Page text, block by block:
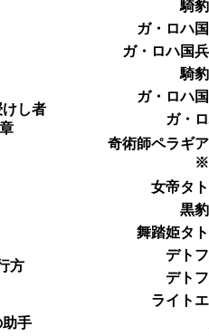
し者
騎
ガ・ロハ
ガ・ロハ国
騎
ガ・ロハ
ガ・
奇術師ペラギ
※
女帝タ
黒
舞踏姫タ
方
デト
デト
手
ライト